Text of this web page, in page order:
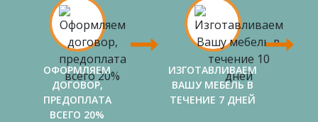
ОФОРМЛЯЕМ
ДОГОВОР,
ПРЕДОПЛАТА
ВСЕГО 20%
ИЗГОТАВЛИВАЕМ
ВАШУ МЕБЕЛЬ В
ТЕЧЕНИЕ 7 ДНЕЙ